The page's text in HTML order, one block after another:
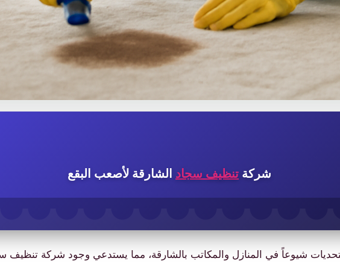
شركة تنظيف سجاد الشارقة لأصعب البقع
شيوعاً في المنازل والمكاتب بالشارقة، مما يستدعي وجود شركة